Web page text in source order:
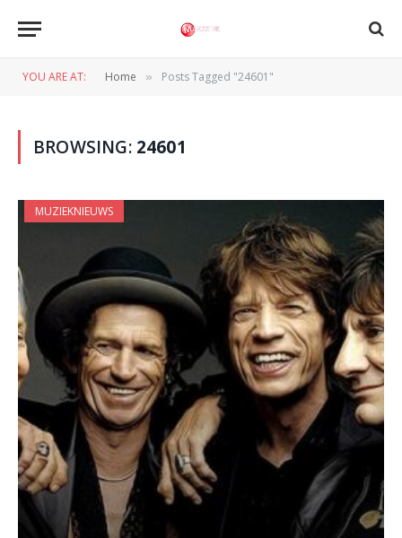
YOU ARE AT: Home » Posts Tagged "24601"
BROWSING: 24601
MUZIEKNIEUWS